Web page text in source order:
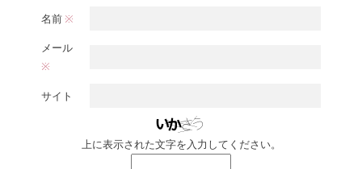
名前 ※
メール
※
サイト
上に表示された文字を入力してください。